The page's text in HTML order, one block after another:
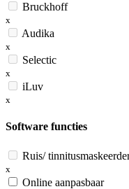
Bruckhoff
x
Audika
x
Selectic
x
iLuv
x
Software functies
Ruis/
x
Online aanpasbaar